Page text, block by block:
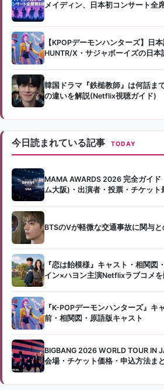
メイディン、日本初コンサート全
【KPOPデーモンハンターズ】日
HUNTR/X・サジャボーイズの日本
韓国ドラマ『鉄槌教師』は何話ま
の違いを解説(Netflix視聴ガイド)
今日読まれている記事 TODAY
MAMA AWARDS 2026 完全ガイ
ム大阪)・出演者・投票・チケット
BTSのVが軽微な交通事故に関与と
『恋は飴模様』キャスト・相関図
イン×ハヨン主演Netflixラブコメ
『K-POPデーモンハンターズ』キ
前・相関図・原語版キャスト
BIGBANG 2026 WORLD TOUR IN
会場・チケット価格・申込方法ま